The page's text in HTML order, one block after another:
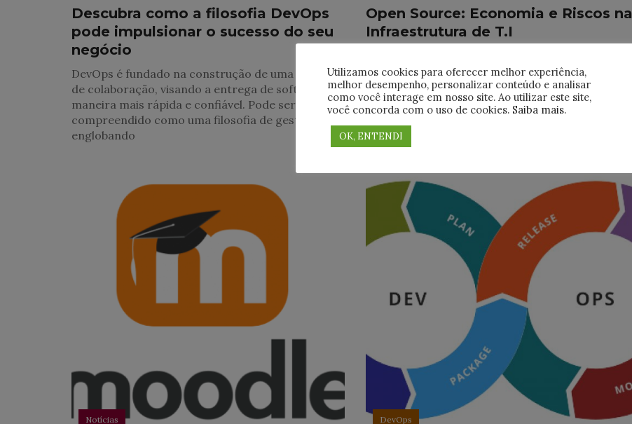
Descubra como a filosofia DevOps
pode impulsionar o sucesso do seu
negócio
DevOps é fundado na construção de uma cultura
de colaboração, visando a entrega de software de
maneira mais rápida e confiável. Pode ser
compreendido como uma filosofia de gestão,
englobando
Open Source: Economia e Riscos na
Infraestrutura de T.I
para soluções de infraestrutura de T.I. Em elevado
grau, por suas vantagens tecnológicas, sobretudo
quando bem implementados, como também pela
redução de custos
Notícias DevOps
Utilizamos cookies para oferecer melhor experiência,
melhor desempenho, personalizar conteúdo e analisar
como você interage em nosso site. Ao utilizar este site,
você concorda com o uso de cookies. Saiba mais.
OK, ENTENDI